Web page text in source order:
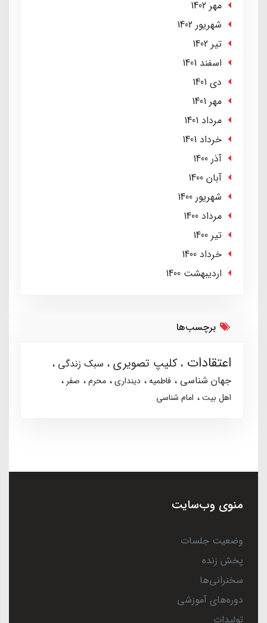
مهر 1402
شهریور 1402
تير 1402
اسفند 1401
دی 1401
مهر 1401
مرداد 1401
خرداد 1401
آذر 1400
آبان 1400
شهریور 1400
مرداد 1400
تير 1400
خرداد 1400
ارديبهشت 1400
برچسب‌ها
اعتقادات کلیپ تصویری
سبک زندگی
جهان شناسی
فاطمیه دینداری محرم
صفر
اهل بیت
امام شناسی
منوی وب‌سایت
وضعیت جلسات
پخش زنده
سخنرانی‌ها
دوره‌های آموزشی
تولیدات